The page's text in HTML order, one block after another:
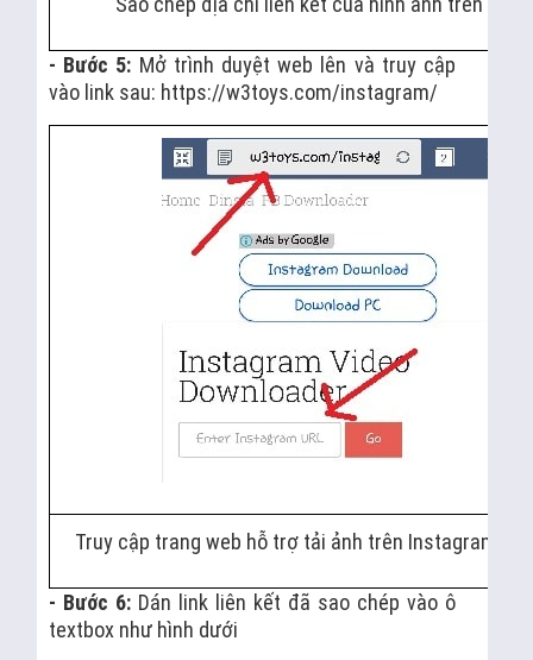
- Bước 5: Mở trình duyệt web lên và truy cập
vào link sau: https://w3toys.com/instagram/
Truy cập trang web hỗ trợ tải ảnh trên Instagram từ
- Bước 6: Dán link liên kết đã sao chép vào ô
textbox như hình dưới